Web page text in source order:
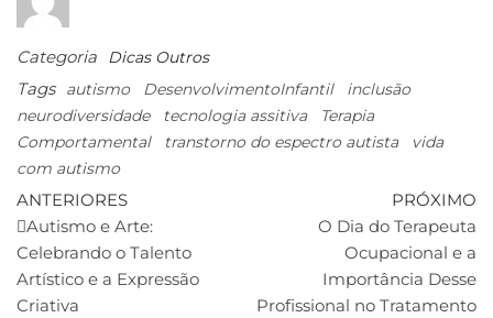
Categoria Dicas Outros
Tags autismo DesenvolvimentoInfantil
inclusão
neurodiversidade
tecnologia assitiva
Terapia
Comportamental
transtorno do espectro autista
vida
com autismo
ANTERIORES
Autismo e Arte:
Celebrando o Talento
Artístico e a Expressão
Criativa
PRÓXIMO
O Dia do Terapeuta
Ocupacional e a
Importância Desse
Profissional no Tratamento